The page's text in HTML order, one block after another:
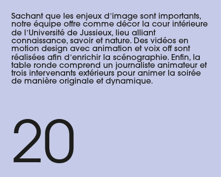
Sachant que les enjeux dʼimage sont importants,
notre équipe offre comme décor la cour intérieure
de lʼUniversité de Jussieux, lieu alliant
connaissance, savoir et nature. Des vidéos en
motion design avec animation et voix off sont
réalisées afin dʼenrichir la scénographie. Enfin, la
table ronde comprend un journaliste animateur et
trois intervenants extérieurs pour animer la soirée
de manière originale et dynamique.
20